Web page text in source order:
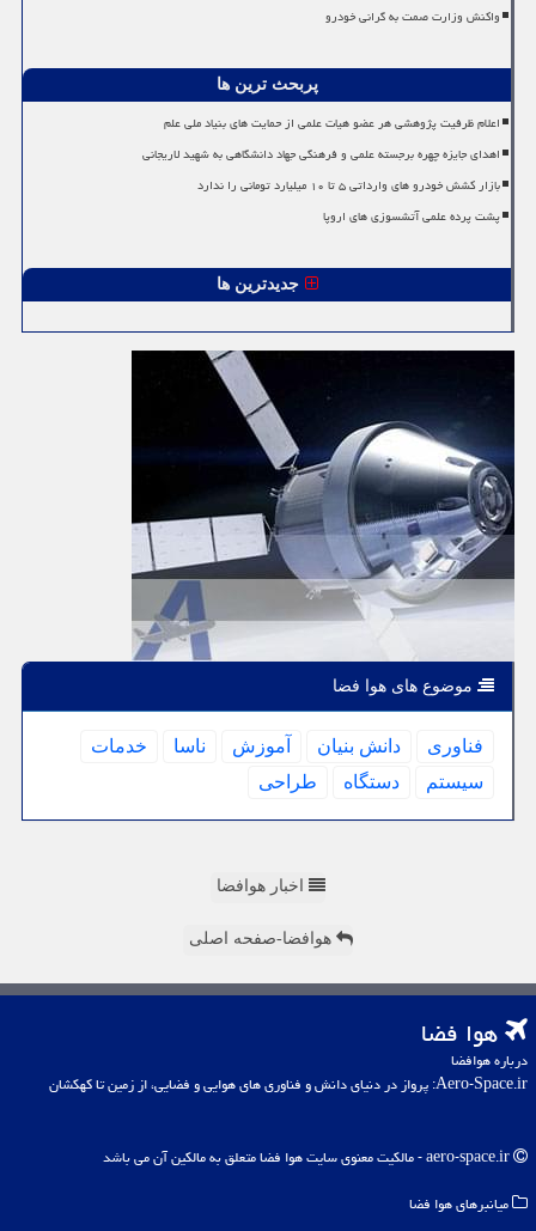
واکنش وزارت صمت به گرانی خودرو
پربحث ترین ها
اعلام ظرفیت پژوهشی هر عضو هیات علمی از حمایت های بنیاد ملی علم
اهدای جایزه چهره برجسته علمی و فرهنگی جهاد دانشگاهی به شهید لاریجانی
بازار کشش خودرو های وارداتی ۵ تا ۱۰ میلیارد تومانی را ندارد
پشت پرده علمی آتشسوزی های اروپا
جدیدترین ها
موضوع های هوا فضا
فناوری دانش بنیان آموزش ناسا
خدمات
سیستم
دستگاه طراحی
اخبار هوافضا
هوافضا-صفحه اصلی
هوا فضا
درباره هوافضا
Aero-Space.ir: پرواز در دنیای دانش و فناوری های هوایی و فضایی، از زمین تا کهکشان
میانبرهای هوا فضا